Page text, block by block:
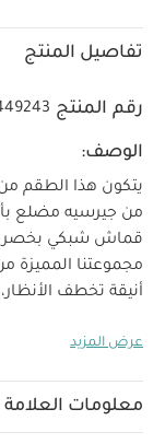
تفاصيل المنتج
رقم المنتج
الوصف:
يتكون هذا الطقم
من جيرسيه مضلع
قماش شبكي بخصر
مجموعتنا المميزة
أنيقة تخطف
حزام خصر مطاطي
ناعمتعليمات
النار
عرض المزيد
معلومات العلامة